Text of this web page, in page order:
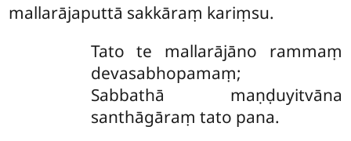
mallarājaputtā sakkāraṃ kariṃsu.
Tato te mallarājāno rammaṃ
devasabhopamaṃ;
Sabbathā maṇḍuyitvāna
santhāgāraṃ tato pana.